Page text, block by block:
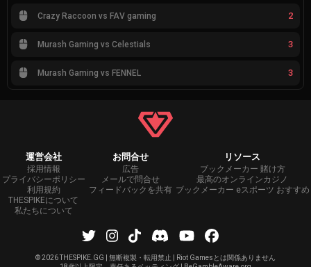
Crazy Raccoon vs FAV gaming 2
Murash Gaming vs Celestials 3
Murash Gaming vs FENNEL 3
運営会社
採用情報
プライバシーポリシー
利用規約
THESPIKEについて
私たちについて
お問合せ
広告
メールで問合せ
フィードバックを共有
リソース
ブックメーカー 賭け方
最高のオンラインカジノ
ブックメーカー eスポーツ おすすめ
©2026 THESPIKE.GG | 無断複製・転用禁止 | Riot Gamesとは関係ありません